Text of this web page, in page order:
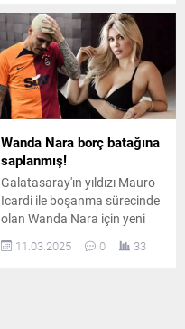
Nara, ilginç paylaşımlar
yaptı.
Wanda Nara borç batağına
saplanmış!
Galatasaray'ın yıldızı Mauro
Icardi ile boşanma sürecinde
olan Wanda Nara için yeni
11.03.2025 0 33